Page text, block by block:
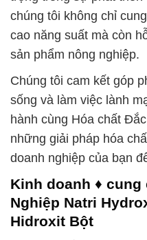
chúng tôi không chỉ
cao năng suất mà còn
sản phẩm nông nghiệp.
Chúng tôi cam kết góp
sống và làm việc lành
hành cùng Hóa chất
những giải pháp hóa
doanh nghiệp của bạn
Kinh doanh ♦ cung
Nghiệp Natri
Hidroxit Bột